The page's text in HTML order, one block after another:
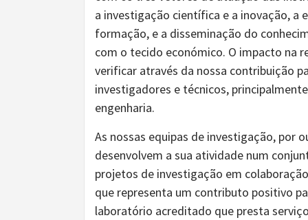
a investigação científica e a inovação, a
formação, e a disseminação do
com o tecido económico. O impacto na
verificar através da nossa contribuição
investigadores e técnicos,
engenharia.
As nossas equipas de investigação, por
desenvolvem a sua atividade num
projetos de investigação em
que representa um contributo positivo
laboratório acreditado que presta